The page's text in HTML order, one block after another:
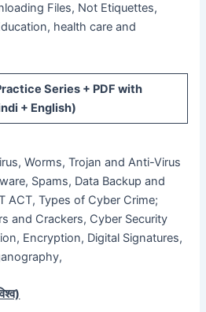
Files, Not Etiquettes,
health care and
Series + PDF with
+ English)
Worms, Trojan and Anti-Virus
Spams, Data Backup and
ACT, Types of Cyber Crime;
and Crackers, Cyber Security
Encryption, Digital Signatures,